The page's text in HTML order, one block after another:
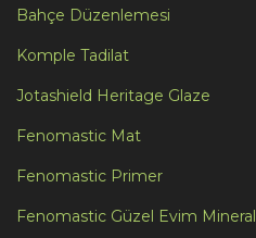
Bahçe Düzenlemesi
Komple Tadilat
Jotashield Heritage Glaze
Fenomastic Mat
Fenomastic Primer
Fenomastic Güzel Evim Mineral